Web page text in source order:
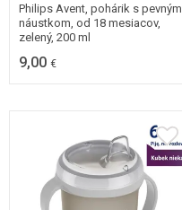
Philips Avent, pohárik s pevným
náustkom, od 18 mesiacov,
zelený, 200 ml
9,00 €